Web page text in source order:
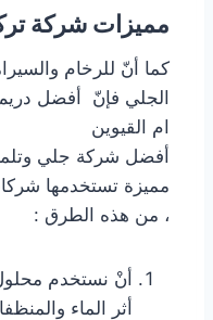
مميزات شركة
كما أنّ للرخام
الجلي فإنّ أفضل
ام القيوين
أفضل شركة جلي
مميزة تستخدمها
، من هذه الطرق :
أنْ نستخدم
أثر الماء